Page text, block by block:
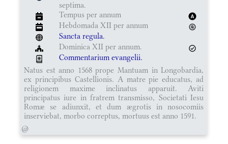
septima.
Tempus per annum
Hebdomada XII per annum
Sancta regula.
Dominica XII per annum.
Commentarium evangelii.
Natus est anno 1568 prope Mantuam in Longobardia,
ex principibus Castellionis. A matre pie educatus, ad
religionem maxime inclinatus apparuit. Aviti
principatus iure in fratrem transmisso, Societati Iesu
Romæ se adiunxit, et dum ægrotis in nosocomiis
inserviebat, morbo correptus, mortuus est anno 1591.
@